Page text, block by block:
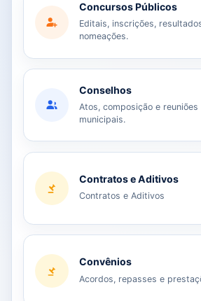
Concursos Públicos
Editais, inscrições,
nomeações.
Conselhos
Atos, composição e
municipais.
Contratos e Aditivos
Contratos e Aditivos
Convênios
Acordos, repasses e